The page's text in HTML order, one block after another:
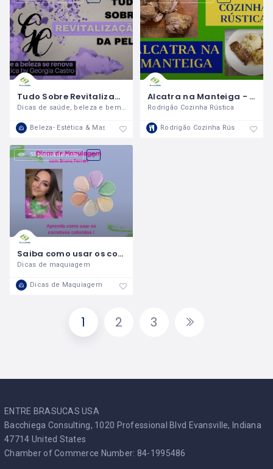
Tudo Sobre Revitalização da Pele
Beleza- Estética & Massagem
Alcatra na Manteiga - Rodrigão Cozinha Rústica - Entre Brasucas
Rodrigão Cozinha Rústica
Rodrigão Cozinha Rústica
53 pontos de vista
Saiba como usar os corretivos coloridos!
Dicas de maquiagem
Dicas de Maquiagem
1 2 3
ENTRE BRASUCAS USA
Bacchiega Consulting, 1020 Professional Blvd Evansville, Indiana
47714 United States
Chamber of Commerce Number: 84-1995486